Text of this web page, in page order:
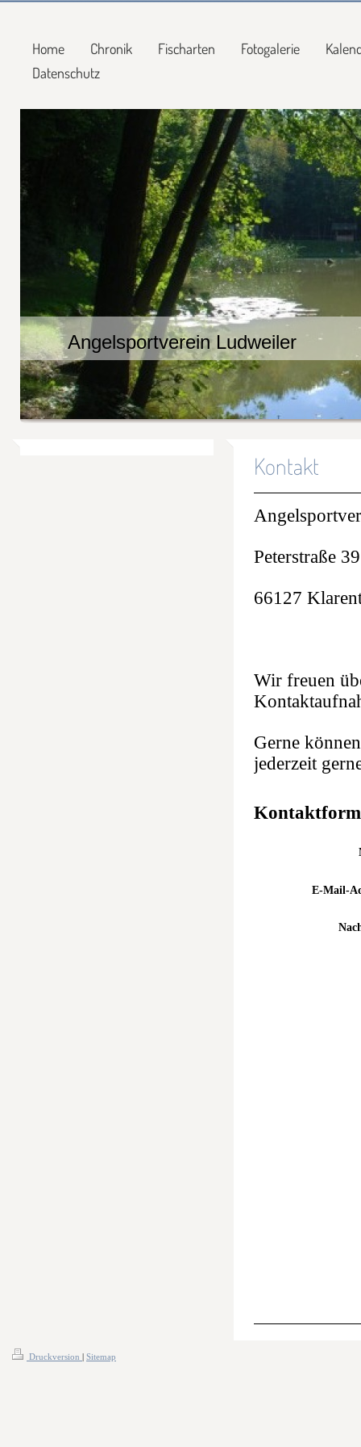
Home Chronik Fischarten Fotogalerie
Datenschutz
Angelsportverein Ludweiler
Kontakt
Peterstraße 39
66127
Wir freuen
Gerne
jederzeit
E-Mail-
Druckversion Sitemap